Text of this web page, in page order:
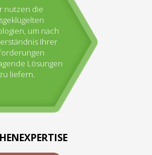
nutzen die
um nach
Ihrer
Lösungen
zu liefern.